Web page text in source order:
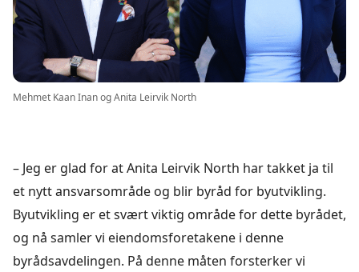
Mehmet Kaan Inan og Anita Leirvik North
– Jeg er glad for at Anita Leirvik North har takket ja til
et nytt ansvarsområde og blir byråd for byutvikling.
Byutvikling er et svært viktig område for dette byrådet,
og nå samler vi eiendomsforetakene i denne
byrådsavdelingen. På denne måten forsterker vi